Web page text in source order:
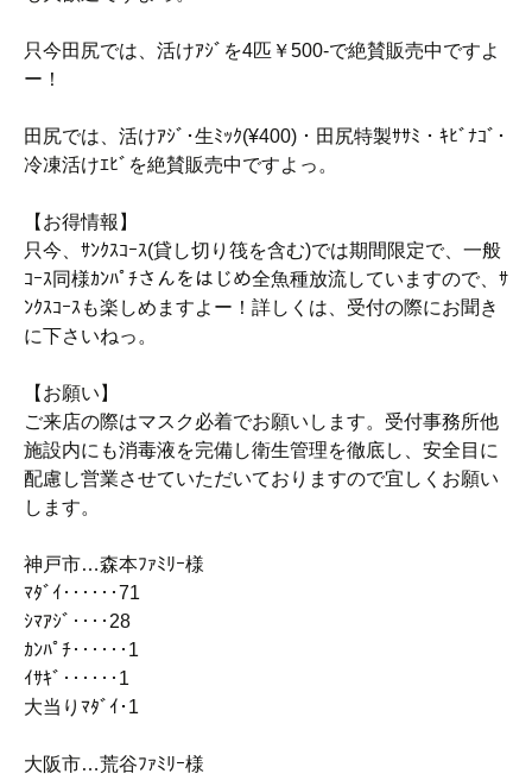
只今田尻では、活けｱｼﾞを4匹￥500-で絶賛販売中ですよ
ー！
田尻では、活けｱｼﾞ･生ﾐｯｸ(¥400)・田尻特製ｻｻﾐ・ｷﾋﾞﾅｺﾞ･
冷凍活けｴﾋﾞを絶賛販売中ですよっ。
【お得情報】
只今、ｻﾝｸｽｺｰｽ(貸し切り筏を含む)では期間限定で、一般
ｺｰｽ同様ｶﾝﾊﾟﾁさんをはじめ全魚種放流していますので、ｻ
ﾝｸｽｺｰｽも楽しめますよー！詳しくは、受付の際にお聞き
に下さいねっ。
【お願い】
ご来店の際はマスク必着でお願いします。受付事務所他
施設内にも消毒液を完備し衛生管理を徹底し、安全目に
配慮し営業させていただいておりますので宜しくお願い
します。
神戸市…森本ﾌｧﾐﾘｰ様
ﾏﾀﾞｲ‥‥‥71
ｼﾏｱｼﾞ‥‥28
ｶﾝﾊﾟﾁ‥‥‥1
ｲｻｷﾞ‥‥‥1
大当りﾏﾀﾞｲ･1
大阪市…荒谷ﾌｧﾐﾘｰ様